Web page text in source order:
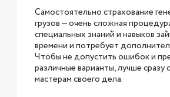
Самостоятельно страхование
грузов — очень сложная
специальных знаний и навыков
времени и потребует
Чтобы не допустить ошибок и
различные варианты, лучше сразу
мастерам своего дела.